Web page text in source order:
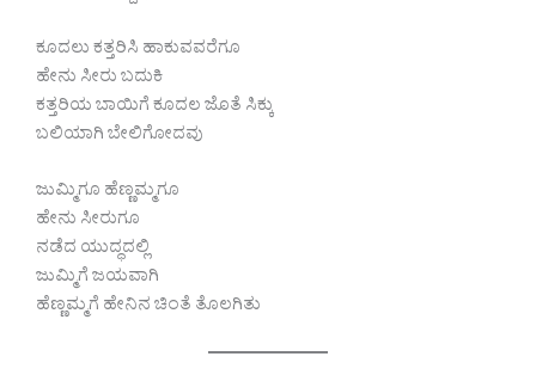
ಕೂದಲು ಕತ್ತರಿಸಿ ಹಾಕುವವರೆಗೂ
ಹೇನು ಸೀರು ಬದುಕಿ
ಕತ್ತರಿಯ ಬಾಯಿಗೆ ಕೂದಲ ಜೊತೆ ಸಿಕ್ಕು
ಬಲಿಯಾಗಿ ಬೇಲಿಗೋದವು
ಜುಮ್ಮಿಗೂ ಹೆಣ್ಣಮ್ಮಗೂ
ಹೇನು ಸೀರುಗೂ
ನಡೆದ ಯುದ್ಧದಲ್ಲಿ
ಜುಮ್ಮಿಗೆ ಜಯವಾಗಿ
ಹೆಣ್ಣಮ್ಮಗೆ ಹೇನಿನ ಚಿಂತೆ ತೊಲಗಿತು